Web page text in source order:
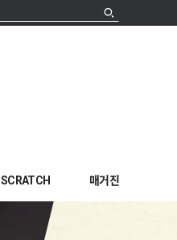
SCRATCH 매거진